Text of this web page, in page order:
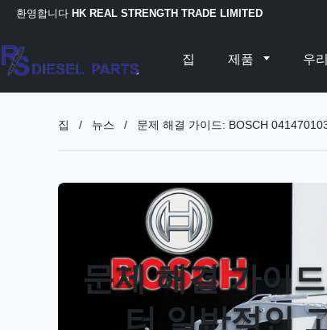
환영합니다 HK REAL STRENGTH TRADE LIMITED
집 제품 우
집 / 뉴스 / 문제 해결 가이드: BOSCH
문제 해결 가이
터 일반적인